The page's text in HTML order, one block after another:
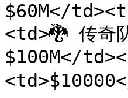
$60M</
<td>🐉 传
$100M</